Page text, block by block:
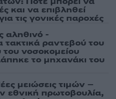
και να επιβληθεί
τις γονικές παροχές
αληθινό -
τακτικά ραντεβού του
του νοσοκομείου
το μηχανάκι του
μειώσεις τιμών –
εθνική πρωτοβουλία,